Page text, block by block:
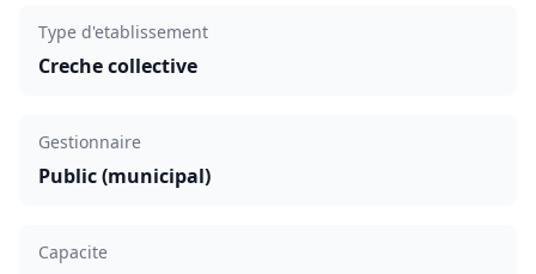
Type d'etablissement
Creche collective
Gestionnaire
Public (municipal)
Capacite